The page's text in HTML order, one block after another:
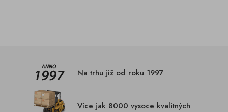
Na trhu již od roku 1997
Více jak 8000 vysoce kvalitných